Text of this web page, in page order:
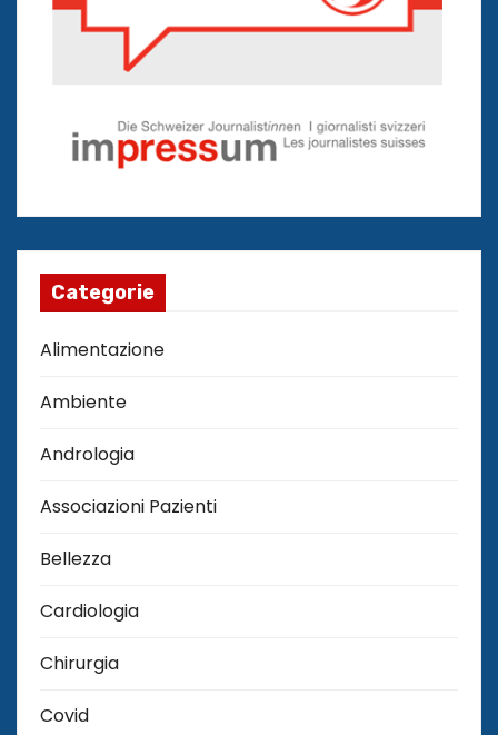
Categorie
Alimentazione
Ambiente
Andrologia
Associazioni Pazienti
Bellezza
Cardiologia
Chirurgia
Covid